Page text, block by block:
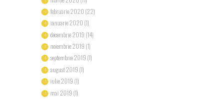
februarie 2020 (22)
ianuarie 2020 (1)
decembrie 2019 (14)
noiembrie 2019 (1)
septembrie 2019 (1)
august 2019 (1)
iulie 2019 (1)
mai 2019 (1)